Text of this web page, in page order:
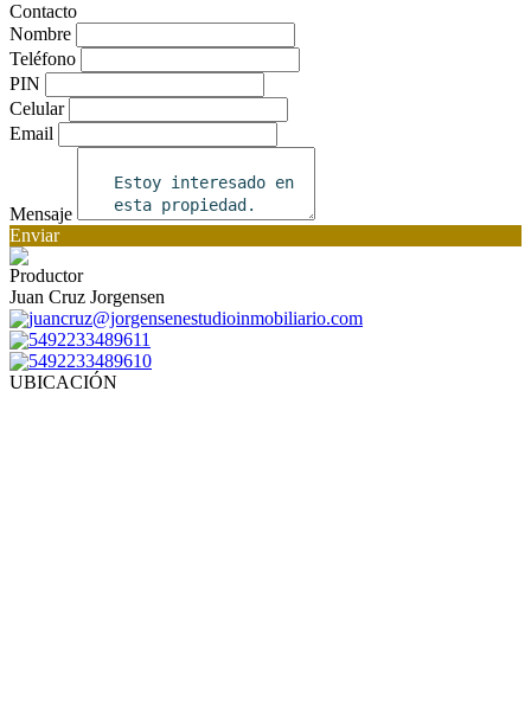
Contacto
Nombre
Teléfono
PIN
Celular
Email
Mensaje
Enviar
Productor
Juan Cruz Jorgensen
juancruz@jorgensenestudioinmobiliario.com
5492233489611
5492233489610
UBICACIÓN